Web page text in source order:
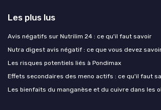
Les plus lus
Avis négatifs sur Nutrilim 24 : ce qu'il faut savoir
Nutra digest avis négatif : ce que vous devez
Les risques potentiels liés à Pondimax
Effets secondaires des meno actifs : ce qu'il faut
Les bienfaits du manganèse et du cuivre dans les